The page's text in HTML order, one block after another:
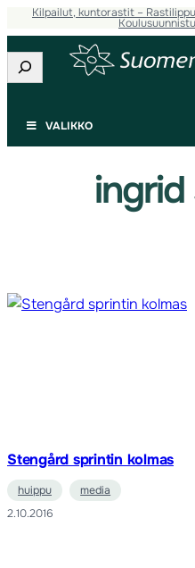
Siirry
sisältöön
Kilpailut, kuntorastit – Rastilippu
Etsi
VALIKKO
Stengård sprintin kolmas
huippu
media
2.10.2016